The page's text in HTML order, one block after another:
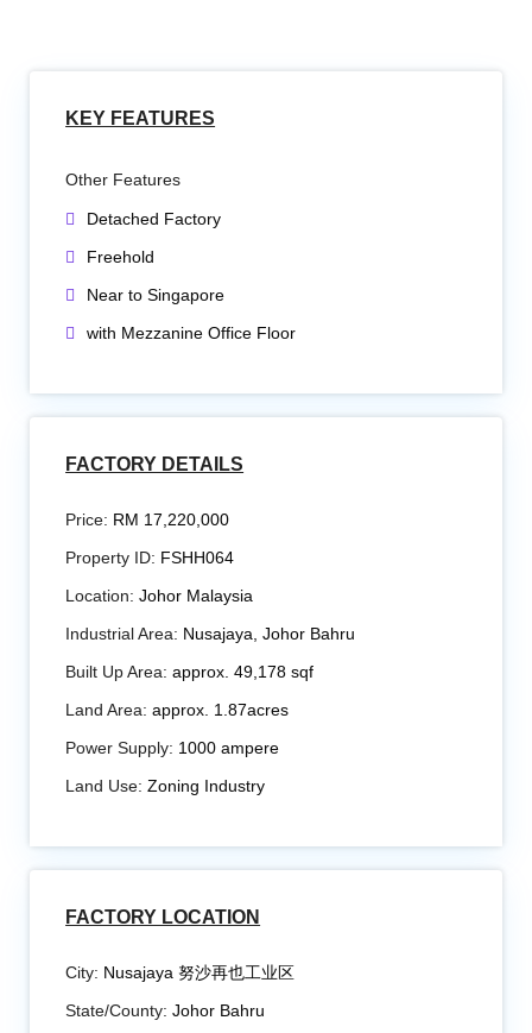
KEY FEATURES
Other Features
Detached Factory
Freehold
Near to Singapore
with Mezzanine Office Floor
FACTORY DETAILS
Price: RM 17,220,000
Property ID: FSHH064
Location: Johor Malaysia
Industrial Area: Nusajaya, Johor Bahru
Built Up Area: approx. 49,178 sqf
Land Area: approx. 1.87acres
Power Supply: 1000 ampere
Land Use: Zoning Industry
FACTORY LOCATION
City: Nusajaya 努沙再也工业区
State/County: Johor Bahru